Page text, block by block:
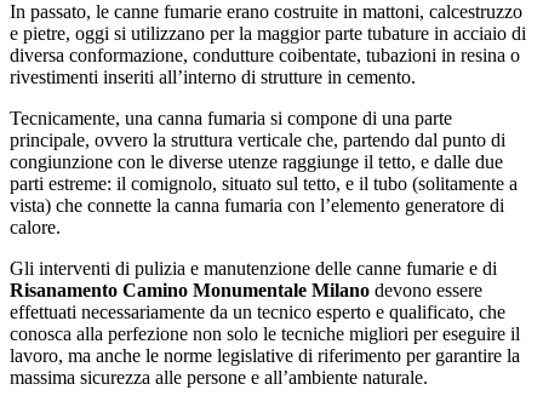
In passato, le canne fumarie erano costruite in mattoni, calcestruzzo
e pietre, oggi si utilizzano per la maggior parte tubature in acciaio di
diversa conformazione, condutture coibentate, tubazioni in resina o
rivestimenti inseriti all’interno di strutture in cemento.
Tecnicamente, una canna fumaria si compone di una parte
principale, ovvero la struttura verticale che, partendo dal punto di
congiunzione con le diverse utenze raggiunge il tetto, e dalle due
parti estreme: il comignolo, situato sul tetto, e il tubo (solitamente a
vista) che connette la canna fumaria con l’elemento generatore di
calore.
Gli interventi di pulizia e manutenzione delle canne fumarie e di
Risanamento Camino Monumentale Milano devono essere
effettuati necessariamente da un tecnico esperto e qualificato, che
conosca alla perfezione non solo le tecniche migliori per eseguire il
lavoro, ma anche le norme legislative di riferimento per garantire la
massima sicurezza alle persone e all’ambiente naturale.